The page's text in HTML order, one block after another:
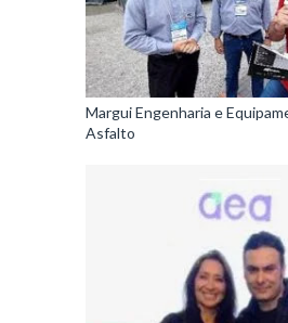
Margui Engenharia e
Asfalto